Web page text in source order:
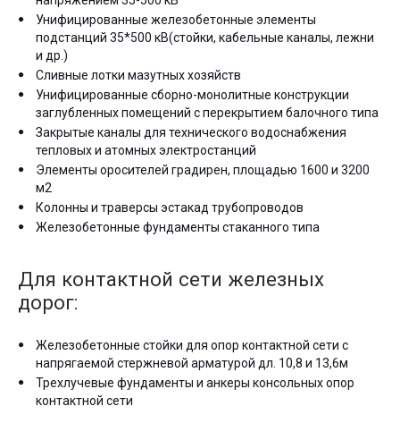
Унифицированные железобетонные элементы
подстанций 35*500 кВ(стойки, кабельные каналы, лежни
и др.)
Сливные лотки мазутных хозяйств
Унифицированные сборно-монолитные конструкции
заглубленных помещений с перекрытием балочного типа
Закрытые каналы для технического водоснабжения
тепловых и атомных электростанций
Элементы оросителей градирен, площадью 1600 и 3200
м2
Колонны и траверсы эстакад трубопроводов
Железобетонные фундаменты стаканного типа
Для контактной сети железных
дорог:
Железобетонные стойки для опор контактной сети с
напрягаемой стержневой арматурой дл. 10,8 и 13,6м
Трехлучевые фундаменты и анкеры консольных опор
контактной сети